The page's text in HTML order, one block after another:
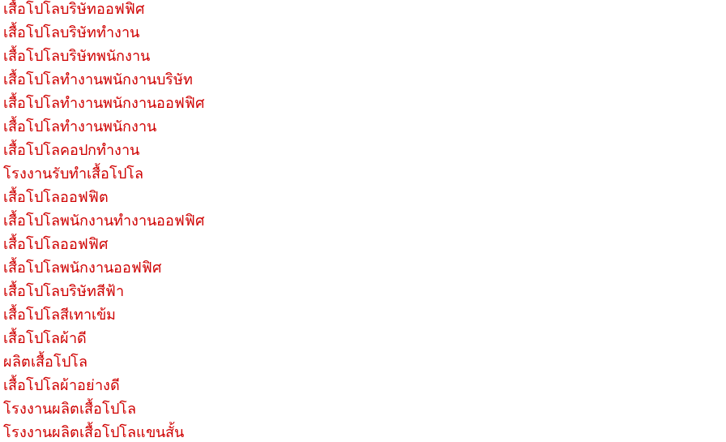
เสื้อโปโลบริษัทออฟฟิศ
เสื้อโปโลบริษัททำงาน
เสื้อโปโลบริษัทพนักงาน
เสื้อโปโลทำงานพนักงานบริษัท
เสื้อโปโลทำงานพนักงานออฟฟิศ
เสื้อโปโลทำงานพนักงาน
เสื้อโปโลคอปกทำงาน
โรงงานรับทำเสื้อโปโล
เสื้อโปโลออฟฟิต
เสื้อโปโลพนักงานทำงานออฟฟิศ
เสื้อโปโลออฟฟิศ
เสื้อโปโลพนักงานออฟฟิศ
เสื้อโปโลบริษัทสีฟ้า
เสื้อโปโลสีเทาเข้ม
เสื้อโปโลผ้าดี
ผลิตเสื้อโปโล
เสื้อโปโลผ้าอย่างดี
โรงงานผลิตเสื้อโปโล
โรงงานผลิตเสื้อโปโลแขนสั้น